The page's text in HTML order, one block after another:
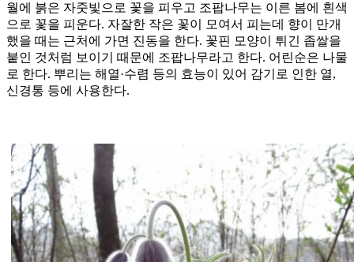
월에 붉은 자줏빛으로 꽃을 피우고 조팝나무는 이른 봄에 흰색
으로 꽃을 피운다. 자잘한 작은 꽃이 모여서 피는데 향이 만개
했을 때는 근처에 가면 진동을 한다. 꽃핀 모양이 튀긴 좁쌀을
붙인 것처럼 보이기 때문에 조팝나무라고 한다. 어린순은 나물
로 한다. 뿌리는 해열·수렴 등의 효능이 있어 감기로 인한 열,
신경통 등에 사용한다.